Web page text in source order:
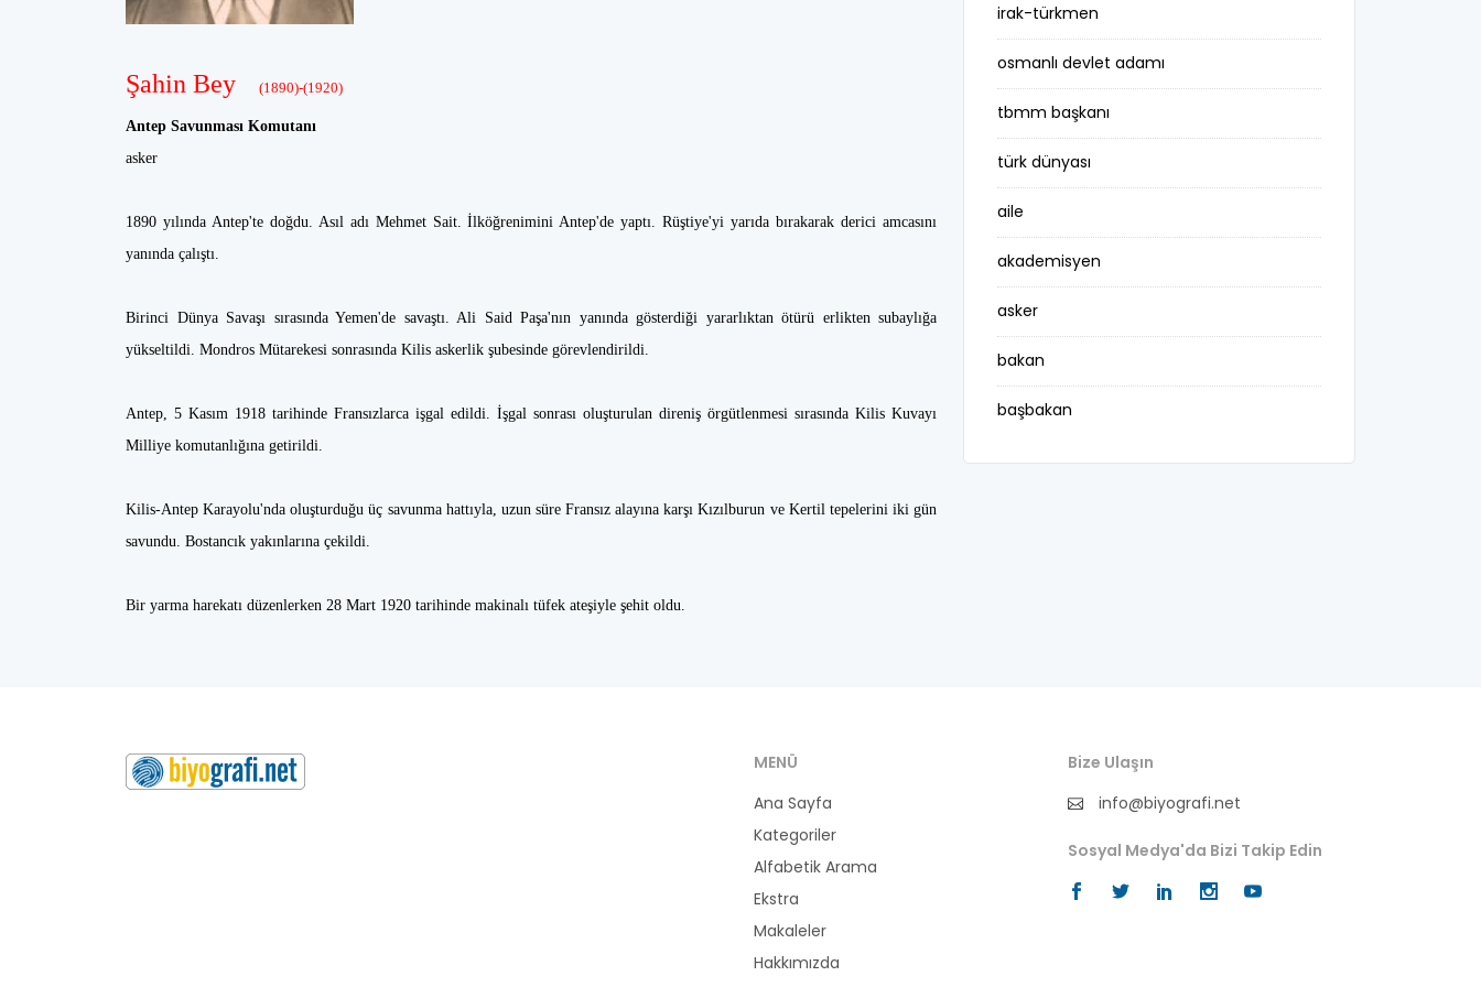
Şahin Bey (1890)-(1920)
Antep Savunması Komutanı
asker
1890 yılında Antep'te doğdu. Asıl adı Mehmet Sait. İlköğrenimini Antep'de yaptı. Rüştiye'yi yarıda bırakarak derici amcasını
yanında çalıştı.
Birinci Dünya Savaşı sırasında Yemen'de savaştı. Ali Said Paşa'nın yanında gösterdiği yararlıktan ötürü erlikten subaylığa
yükseltildi. Mondros Mütarekesi sonrasında Kilis askerlik şubesinde görevlendirildi.
Antep, 5 Kasım 1918 tarihinde Fransızlarca işgal edildi. İşgal sonrası oluşturulan direniş örgütlenmesi sırasında Kilis Kuvayı
Milliye komutanlığına getirildi.
Kilis-Antep Karayolu'nda oluşturduğu üç savunma hattıyla, uzun süre Fransız alayına karşı Kızılburun ve Kertil tepelerini iki gün
savundu. Bostancık yakınlarına çekildi.
Bir yarma harekatı düzenlerken 28 Mart 1920 tarihinde makinalı tüfek ateşiyle şehit oldu.
irak-türkmen
osmanlı devlet adamı
tbmm başkanı
türk dünyası
aile
akademisyen
asker
bakan
başbakan
belediye başkanı
din adamı
fotoğrafçı
MENÜ
Ana Sayfa
Kategoriler
Alfabetik Arama
Ekstra
Makaleler
Hakkımızda
Bize Ulaşın
info@biyografi.net
Sosyal Medya'da Bizi Takip Edin